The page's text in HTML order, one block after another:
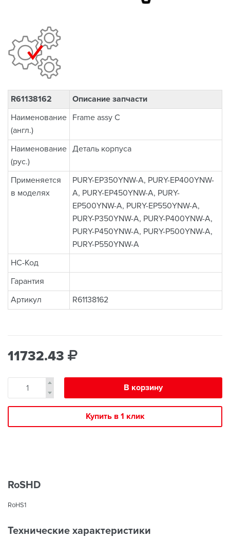
R61138162
Описание запчасти
Наименование
(англ.)
Frame assy C
Наименование
(рус.)
Деталь корпуса
Применяется
в моделях
PURY-EP350YNW-A, PURY-EP400YNW-
A, PURY-EP450YNW-A, PURY-
EP500YNW-A, PURY-EP550YNW-A,
PURY-P350YNW-A, PURY-P400YNW-A,
PURY-P450YNW-A, PURY-P500YNW-A,
PURY-P550YNW-A
НС-Код
Гарантия
Артикул
R61138162
11732.43
В корзину
Купить в 1 клик
RoSHD
RoHS1
Технические характеристики